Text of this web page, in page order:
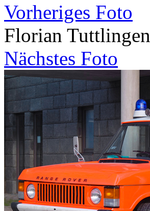
Vorheriges Foto
Florian
Nächstes Foto